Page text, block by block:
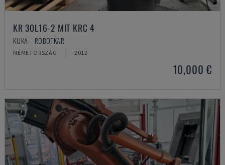
KR 30L16-2 MIT KRC 4
KUKA - ROBOTKAR
NÉMETORSZÁG 2012
10,000 €